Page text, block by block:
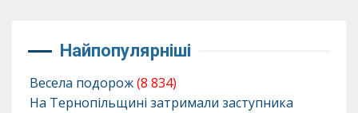
Найпопулярніші
Весела подорож(8 834)
На Тернопільщині затримали заступника